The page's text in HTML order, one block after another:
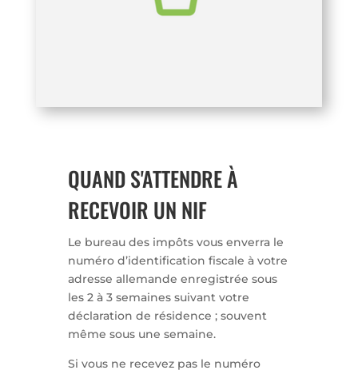
QUAND S'ATTENDRE À
RECEVOIR UN NIF
Le bureau des impôts vous enverra le
numéro d’identification fiscale à votre
adresse allemande enregistrée sous
les 2 à 3 semaines suivant votre
déclaration de résidence ; souvent
même sous une semaine.
Si vous ne recevez pas le numéro